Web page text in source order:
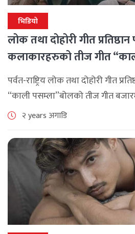
भिडियो
लोक तथा दोहोरी गीत
कलाकारहरुको तीज गीत
सार्वजनिक (भिडियो सहित)
पर्वत-राष्ट्रिय लोक तथा दोहोरी गीत
“काली पसम्ला”बोलको तीज गीत
गीतको सोमबार एक कार्यक्रमकाबीच
२ years अगाडि